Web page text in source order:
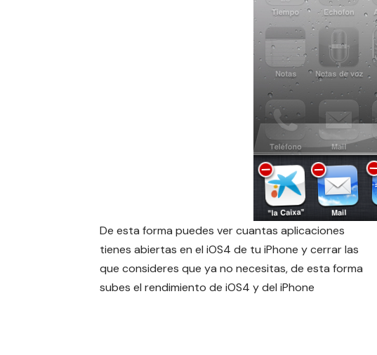
De esta forma puedes ver cuantas aplicaciones
tienes abiertas en el iOS4 de tu iPhone y cerrar las
que consideres que ya no necesitas, de esta forma
subes el rendimiento de iOS4 y del iPhone